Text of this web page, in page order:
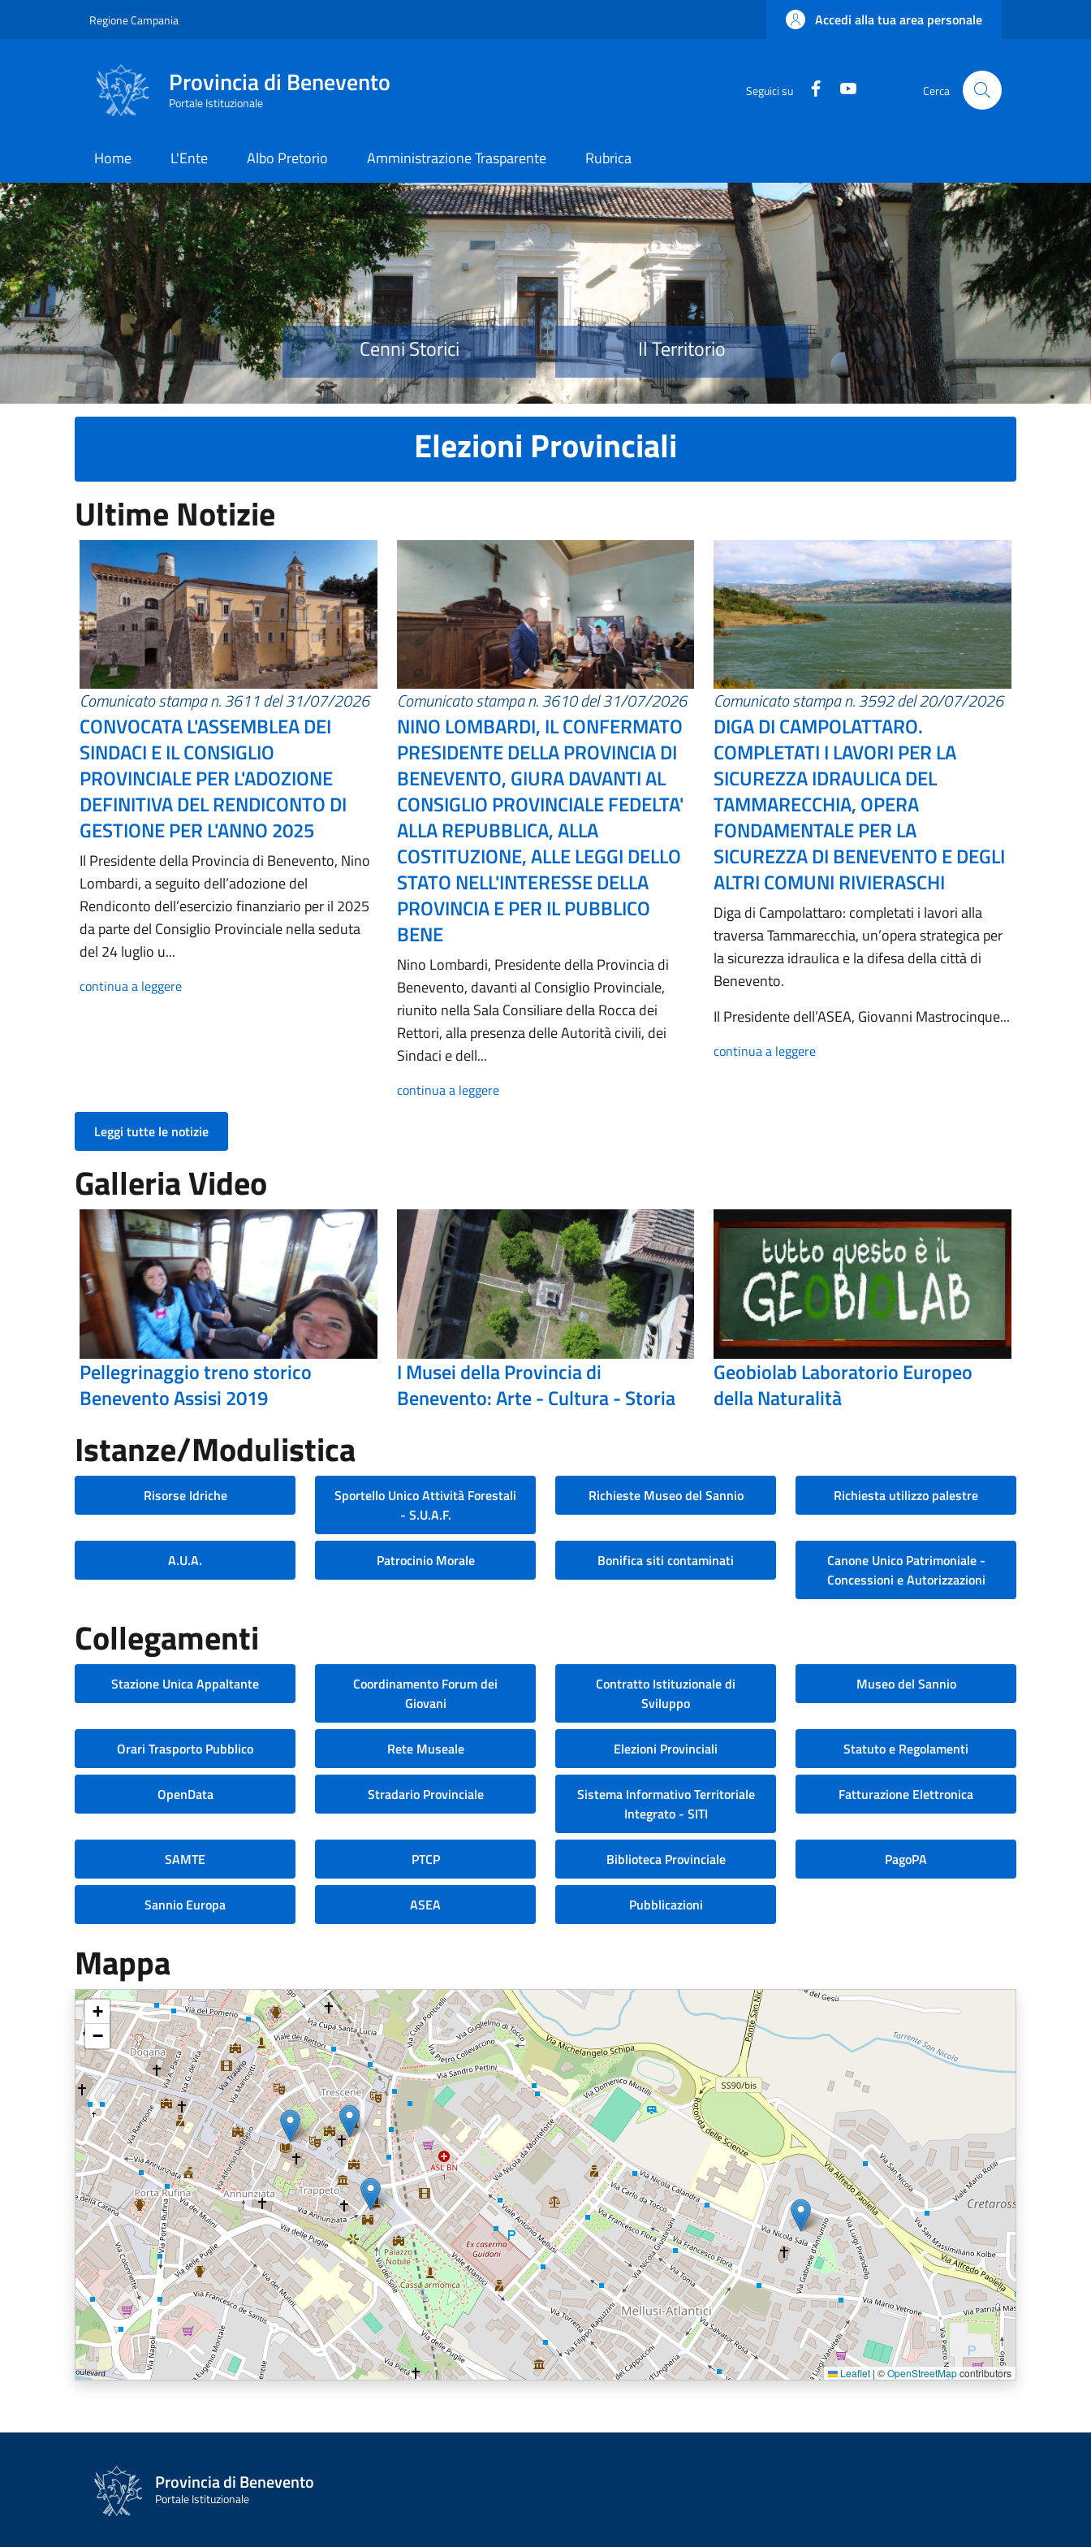
Regione Campania Accedi alla tua area personale
Provincia di Benevento
Portale Istituzionale
Seguici su Facebook Cerca
Home L'Ente Albo Pretorio Amministrazione Trasparente Rubrica
Provincia di Benevento
Cenni Storici Il Territorio
Elezioni Provinciali
Ultime Notizie
Comunicato stampa n. 3611 del 31/07/2026
CONVOCATA L'ASSEMBLEA DEI
SINDACI E IL CONSIGLIO
PROVINCIALE PER L'ADOZIONE
DEFINITIVA DEL RENDICONTO DI
GESTIONE PER L'ANNO 2025
Il Presidente della Provincia di Benevento, Nino
Lombardi, a seguito dell’adozione del
Rendiconto dell’esercizio finanziario per il 2025
da parte del Consiglio Provinciale nella seduta
del 24 luglio u...
continua a leggere
Comunicato stampa n. 3610 del 31/07/2026
NINO LOMBARDI, IL CONFERMATO
PRESIDENTE DELLA PROVINCIA DI
BENEVENTO, GIURA DAVANTI AL
CONSIGLIO PROVINCIALE FEDELTA'
ALLA REPUBBLICA, ALLA
COSTITUZIONE, ALLE LEGGI DELLO
STATO NELL'INTERESSE DELLA
PROVINCIA E PER IL PUBBLICO
BENE
Nino Lombardi, Presidente della Provincia di
Benevento, davanti al Consiglio Provinciale,
riunito nella Sala Consiliare della Rocca dei
Rettori, alla presenza delle Autorità civili, dei
Sindaci e dell...
continua a leggere
Comunicato stampa n. 3592 del 20/07/2026
DIGA DI CAMPOLATTARO.
COMPLETATI I LAVORI PER LA
SICUREZZA IDRAULICA DEL
TAMMARECCHIA, OPERA
FONDAMENTALE PER LA
SICUREZZA DI BENEVENTO E DEGLI
ALTRI COMUNI RIVIERASCHI
Diga di Campolattaro: completati i lavori alla
traversa Tammarecchia, un’opera strategica per
la sicurezza idraulica e la difesa della città di
Benevento.
Il Presidente dell’ASEA, Giovanni Mastrocinque...
continua a leggere
Leggi tutte le notizie
Galleria Video
Pellegrinaggio treno storico
Benevento Assisi 2019
I Musei della Provincia di
Benevento: Arte - Cultura - Storia
Geobiolab Laboratorio Europeo
della Naturalità
Istanze/Modulistica
Risorse Idriche
Sportello Unico Attività Forestali
- S.U.A.F.
Richieste Museo del Sannio Richiesta utilizzo palestre
A.U.A. Patrocinio Morale Bonifica siti contaminati
Canone Unico Patrimoniale -
Concessioni e Autorizzazioni
Collegamenti
Stazione Unica Appaltante
Coordinamento Forum dei
Giovani
Contratto Istituzionale di
Sviluppo
Museo del Sannio
Orari Trasporto Pubblico Rete Museale Elezioni Provinciali Statuto e Regolamenti
OpenData Stradario Provinciale
Sistema Informativo Territoriale
Integrato - SITI
Fatturazione Elettronica
SAMTE PTCP Biblioteca Provinciale PagoPA
Sannio Europa ASEA Pubblicazioni
Mappa
+
−
Leaflet | ©OpenStreetMapcontributors
Provincia di Benevento
Portale Istituzionale